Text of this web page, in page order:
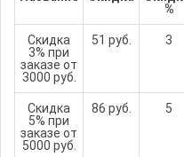
%
Скидка
3% при
заказе от
3000 руб.
51 руб. 3
Скидка
5% при
заказе от
5000 руб.
86 руб. 5